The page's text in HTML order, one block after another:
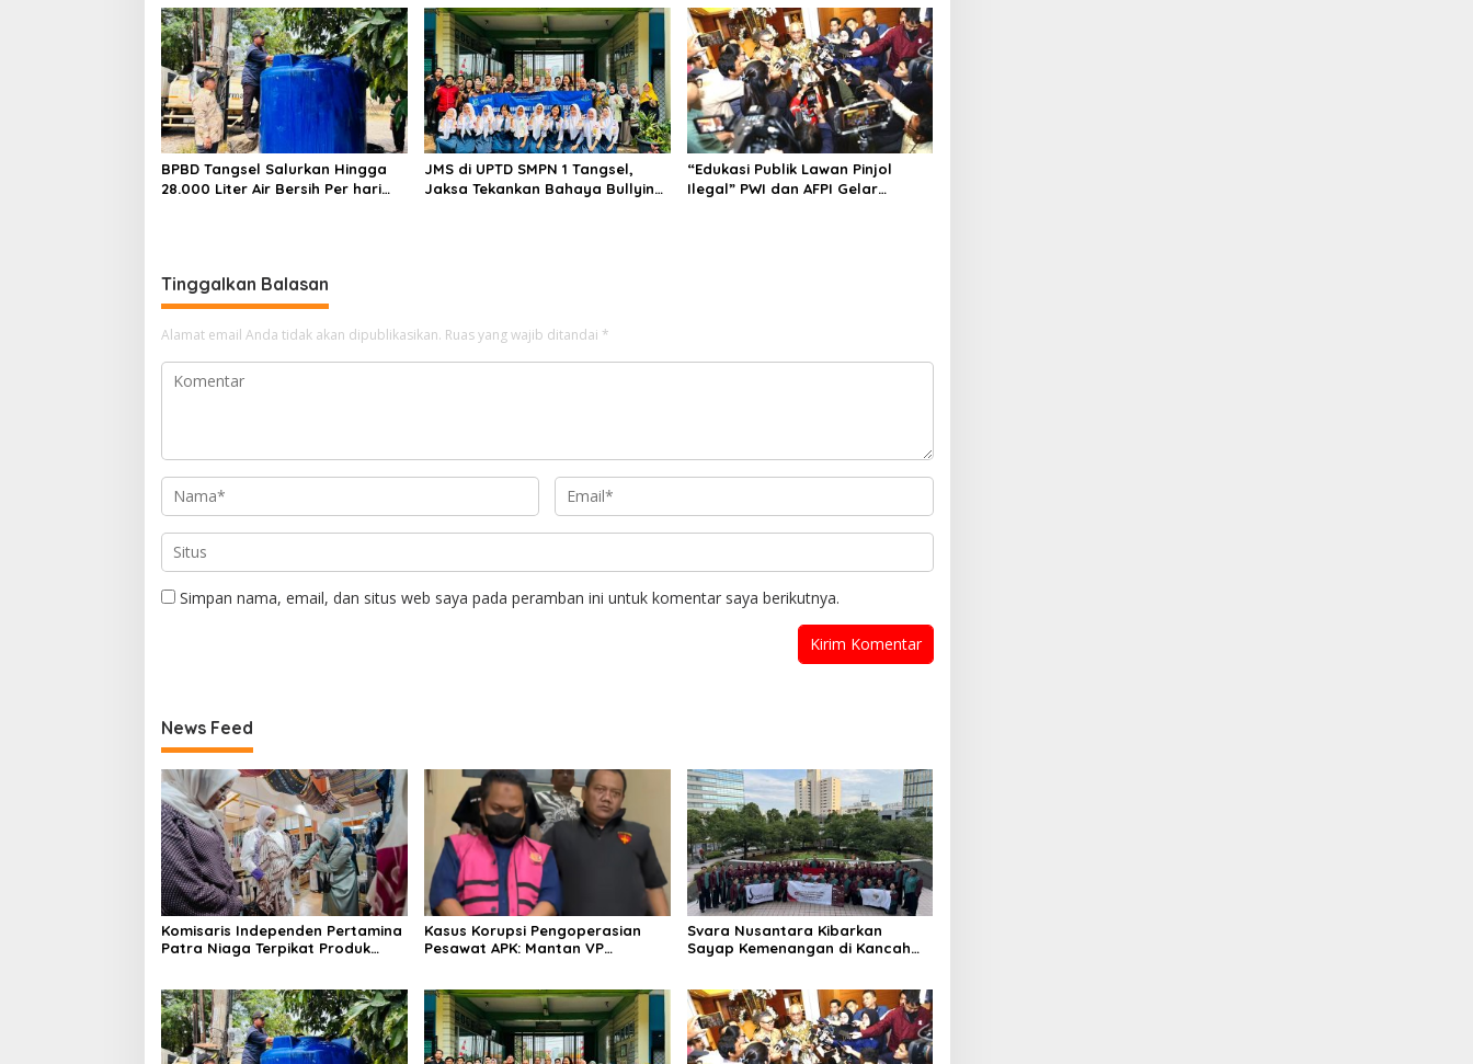
Sentuhan Kemanusiaan dan
Keberlanjutan
Ditetapkan Tersangka
BPBD Tangsel Salurkan Hingga
28.000 Liter Air Bersih Per hari
JMS di UPTD SMPN 1 Tangsel,
Jaksa Tekankan Bahaya Bullying
“Edukasi Publik Lawan Pinjol
Ilegal” PWI dan AFPI Gelar
Tinggalkan Balasan
Alamat email Anda tidak akan dipublikasikan. Ruas yang wajib ditandai *
Simpan nama, email, dan situs web saya pada peramban ini untuk komentar saya berikutnya.
News Feed
Komisaris Independen Pertamina
Patra Niaga Terpikat Produk
Keberlanjutan
Kasus Korupsi Pengoperasian
Pesawat APK: Mantan VP
Svara Nusantara Kibarkan
Sayap Kemenangan di Kancah